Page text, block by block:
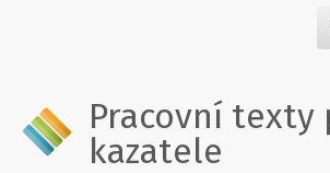
Pracovní texty
kazatele